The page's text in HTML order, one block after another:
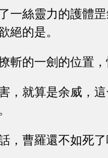
一絲靈力的護體
絕的是。
斬的一劍的位置
，就算是余威，
，曹羅還不如死